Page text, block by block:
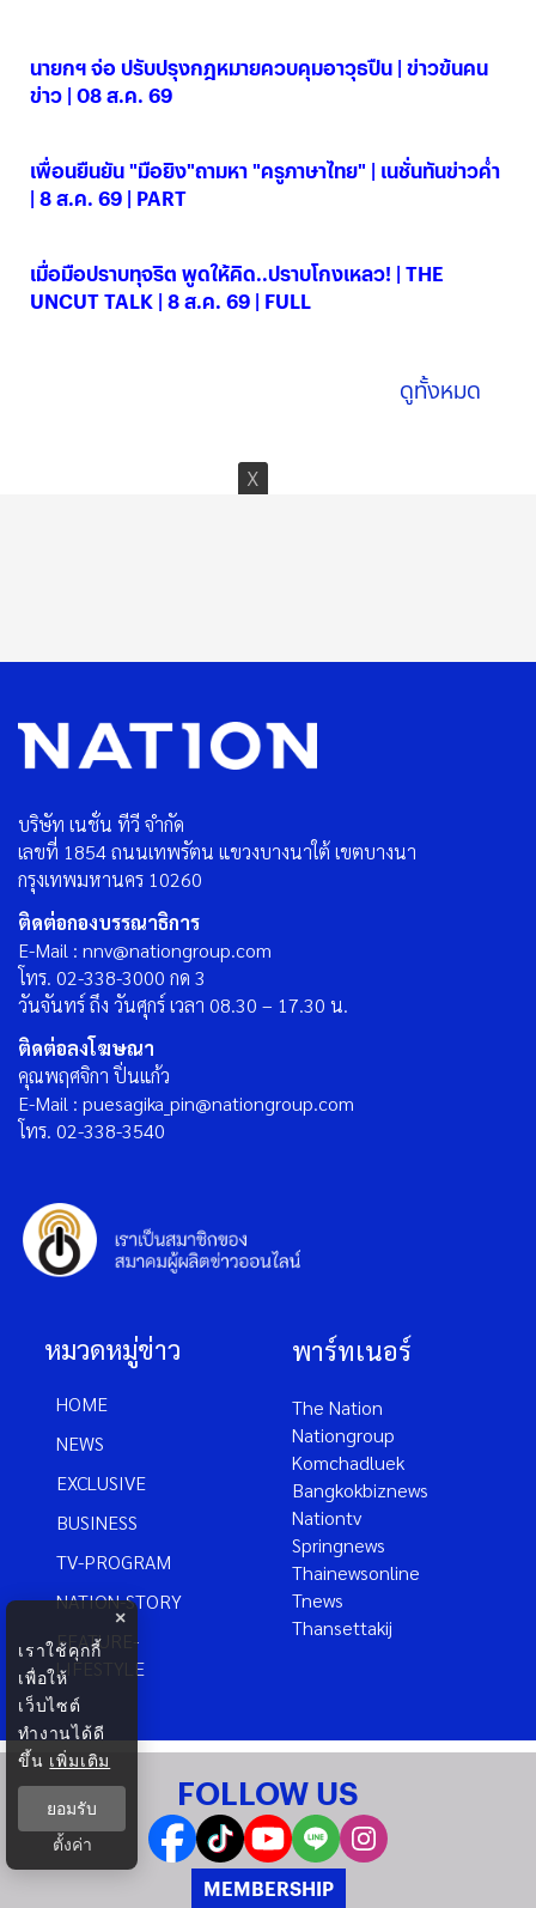
นายกฯ จ่อ ปรับปรุงกฎหมายควบคุมอาวุธปืน | ข่าวข้นคน
ข่าว | 08 ส.ค. 69
เพื่อนยืนยัน "มือยิง"ถามหา "ครูภาษาไทย" | เนชั่นทันข่าวค่ำ
| 8 ส.ค. 69 | PART
เมื่อมือปราบทุจริต พูดให้คิด..ปราบโกงเหลว! | THE
UNCUT TALK | 8 ส.ค. 69 | FULL
ดูทั้งหมด
บริษัท เนชั่น ทีวี จำกัด
เลขที่ 1854 ถนนเทพรัตน แขวงบางนาใต้ เขตบางนา
กรุงเทพมหานคร 10260
ติดต่อกองบรรณาธิการ
E-Mail : nnv@nationgroup.com
โทร. 02-338-3000 กด 3
วันจันทร์ ถึง วันศุกร์ เวลา 08.30 – 17.30 น.
ติดต่อลงโฆษณา
คุณพฤศจิกา ปิ่นแก้ว
E-Mail : puesagika_pin@nationgroup.com
โทร. 02-338-3540
หมวดหมู่ข่าว
HOME
NEWS
EXCLUSIVE
BUSINESS
TV-PROGRAM
NATION-STORY
FEATURE-
LIFESTYLE
พาร์ทเนอร์
The Nation
Nationgroup
Komchadluek
Bangkokbiznews
Nationtv
Springnews
Thainewsonline
Tnews
Thansettakij
FOLLOW US
MEMBERSHIP
×
เราใช้คุกกี้
เพื่อให้
เว็บไซต์
ทำงานได้ดี
ขึ้น เพิ่มเติม
ยอมรับ
ตั้งค่า